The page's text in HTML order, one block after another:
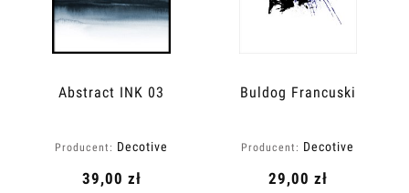
Abstract INK 03
Producent: Decotive
39,00 zł
Buldog Francuski
Producent: Decotive
29,00 zł